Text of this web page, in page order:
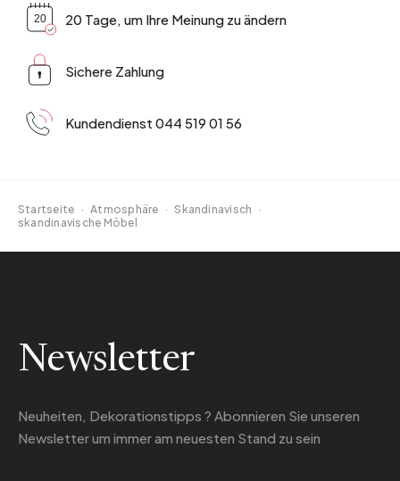
20 Tage, um Ihre Meinung zu ändern
Sichere Zahlung
Kundendienst 044 519 01 56
Startseite · Atmosphäre · Skandinavisch
·
skandinavische Möbel
Newsletter
Neuheiten, Dekorationstipps ? Abonnieren Sie unseren
Newsletterum immer am neuesten Stand zu sein